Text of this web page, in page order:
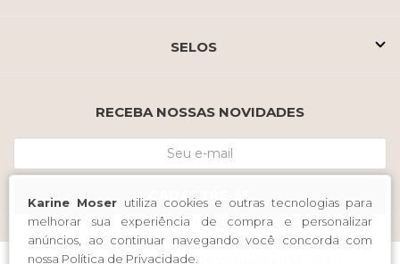
Karine Moser utiliza cookies e outras tecnologias para
melhorar sua experiência de compra e personalizar
anúncios, ao continuar navegando você concorda com
nossa Política de Privacidade
SELOS
RECEBA NOSSAS NOVIDADES
CADASTRE-SE
Karine Moser Comercio de Vestuario LTDA / CNPJ: